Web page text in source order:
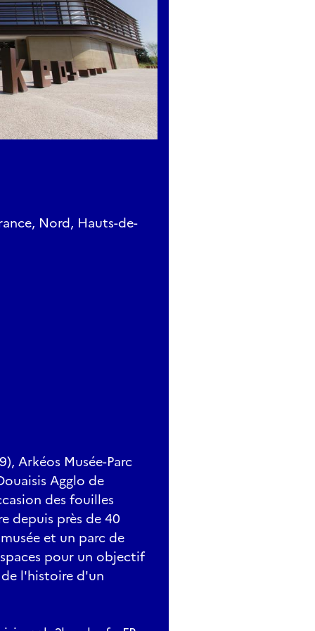
Nord, Hauts-de-
Arkéos Musée-Parc
Agglo de
des fouilles
depuis près de 40
et un parc de
pour un objectif
l'histoire d'un